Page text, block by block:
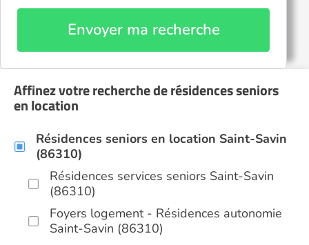
Envoyer ma recherche
Affinez votre recherche de résidences seniors
en location
Résidences seniors en location Saint-Savin
(86310)
Résidences services seniors Saint-Savin
(86310)
Foyers logement - Résidences autonomie
Saint-Savin (86310)